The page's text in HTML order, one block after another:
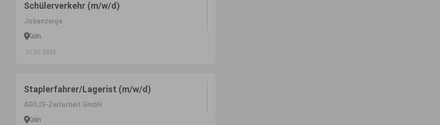
Schülerverkehr (m/w/d)
Jobanzeige
Köln
31.07.2026
Staplerfahrer/Lagerist (m/w/d)
AGILIS-Zeitarbeit GmbH
Köln